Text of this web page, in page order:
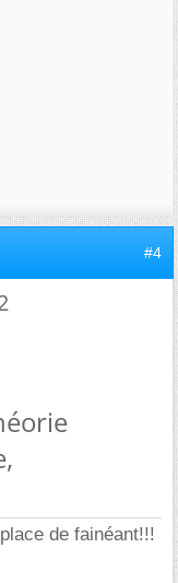
#4
de fainéant!!!